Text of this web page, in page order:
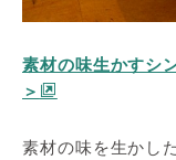
素材の味生かすシ
＞
素材の味を生かし